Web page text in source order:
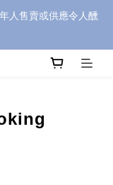
人售賣或供應令人醺